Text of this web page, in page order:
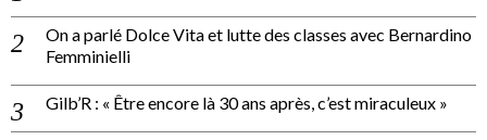
On a parlé Dolce Vita et lutte des classes avec Bernardino
Femminielli
Gilb’R : « Être encore là 30 ans après, c’est miraculeux »